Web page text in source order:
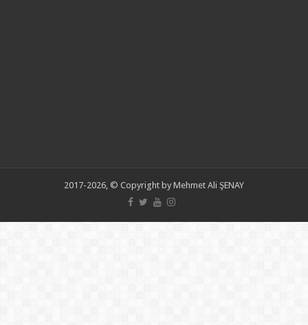
2017-2026, © Copyright by Mehmet Ali ŞENAY